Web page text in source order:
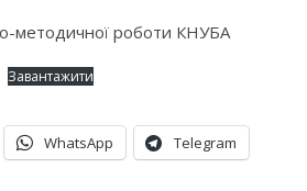
методичної роботи КНУБА
Завантажити
WhatsApp Telegram